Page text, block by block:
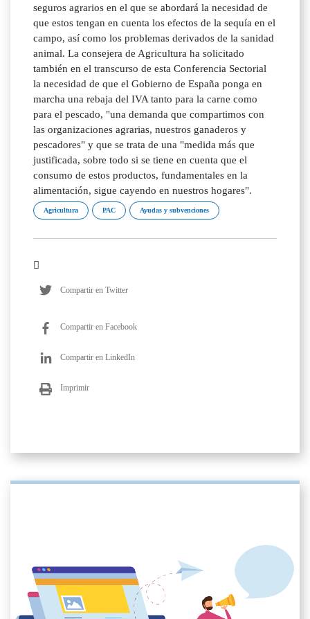
seguros agrarios en el que se abordará la necesidad de
que estos tengan en cuenta los efectos de la sequía en el
campo, así como los problemas derivados de la sanidad
animal. La consejera de Agricultura ha solicitado
también en el transcurso de esta Conferencia Sectorial
la necesidad de que el Gobierno de España ponga en
marcha una rebaja del IVA tanto para la carne como
para el pescado, "una demanda que compartimos con
las organizaciones agrarias, nuestros ganaderos y
pescadores" y que se trata de una "medida más que
justificada, sobre todo si se tiene en cuenta que el
consumo de estos productos, fundamentales en la
alimentación, sigue cayendo en nuestros hogares".
Agricultura PAC Ayudas y subvenciones
Compartir en Twitter
Compartir en Facebook
Compartir en LinkedIn
Imprimir